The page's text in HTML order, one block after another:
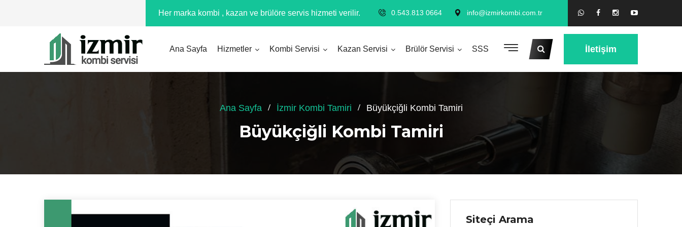
Her marka kombi , kazan ve brülöre servis hizmeti verilir. 0.543.813 0664 info@izmirkombi.com.tr
Ana Sayfa Hizmetler Kombi Servisi Kazan Servisi Brülör Servisi SSS İletişim
Ana Sayfa İzmir Kombi Tamiri Büyükçiğli Kombi Tamiri
Büyükçiğli Kombi Tamiri
Siteçi Arama